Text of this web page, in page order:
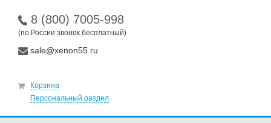
8 (800) 7005-998
(по России звонок бесплатный)
sale@xenon55.ru
Корзина
Персональный раздел